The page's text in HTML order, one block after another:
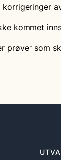
kommet
prøver som